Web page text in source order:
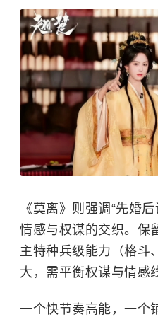
《莫离》则强调“先婚
情感与权谋的交织。保
主特种兵级能力（格斗
大，需平衡权谋与情感
一个快节奏高能，一个